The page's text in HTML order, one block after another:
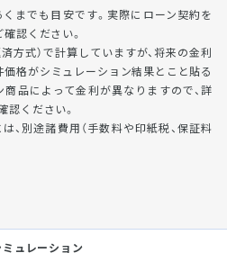
までも目安です。実際にローン契約を
認ください。
方式）で計算していますが、将来の金利
価格がシミュレーション結果とこと貼る
商品によって金利が異なりますので、詳
認ください。
、別途諸費用（手数料や印紙税、保証料
ミュレーション